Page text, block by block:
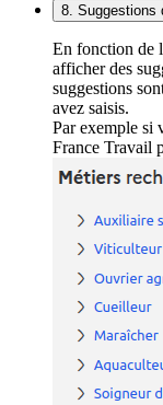
8. Suggestions
En fonction de
afficher des
suggestions
avez saisis.
Par exemple si
France Travail